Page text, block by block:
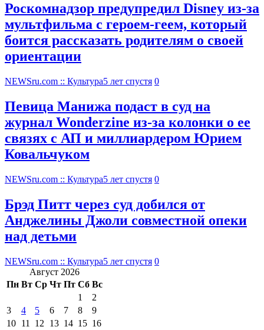
Роскомнадзор предупредил Disney из-за
мультфильма c героем-геем, который
боится рассказать родителям о своей
ориентации
NEWSru.com :: Культура5 лет спустя 0
Певица Манижа подаст в суд на
журнал Wonderzine из-за колонки о ее
связях с АП и миллиардером Юрием
Ковальчуком
NEWSru.com :: Культура5 лет спустя 0
Брэд Питт через суд добился от
Анджелины Джоли совместной опеки
над детьми
NEWSru.com :: Культура5 лет спустя 0
Август 2026
Пн Вт Ср Чт Пт Сб Вс
1
2
3
4 5 6 7 8
9
10 11 12 13 14 15 16